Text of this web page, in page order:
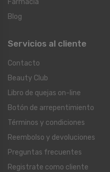
Blog
Servicios al cliente
Contacto
Beauty Club
Libro de quejas on-line
Botón de arrepentimiento
Términos y condiciones
Reembolso y devoluciones
Preguntas frecuentes
Registrate como cliente